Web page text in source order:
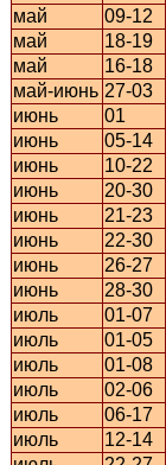
май
09-12
май
18-19
май
16-18
май-июнь 27-03
июнь
01
июнь
05-14
июнь
10-22
июнь
20-30
июнь
21-23
июнь
22-30
июнь
26-27
июнь
28-30
июль
01-07
июль
01-05
июль
01-08
июль
02-06
июль
06-17
июль
12-14